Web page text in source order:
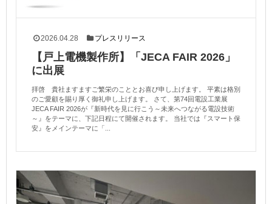
2026.04.28 プレスリリース
【戸上電機製作所】「JECA FAIR 2026」
に出展
拝啓 貴社ますますご繁栄のこととお喜び申し上げます。 平素は格別
のご愛顧を賜り厚く御礼申し上げます。 さて、第74回電設工業展
JECA FAIR 2026が『新時代を見に行こう～未来へつながる電設技術
～』をテーマに、下記日程にて開催されます。 当社では『スマート保
安』をメインテーマに「...